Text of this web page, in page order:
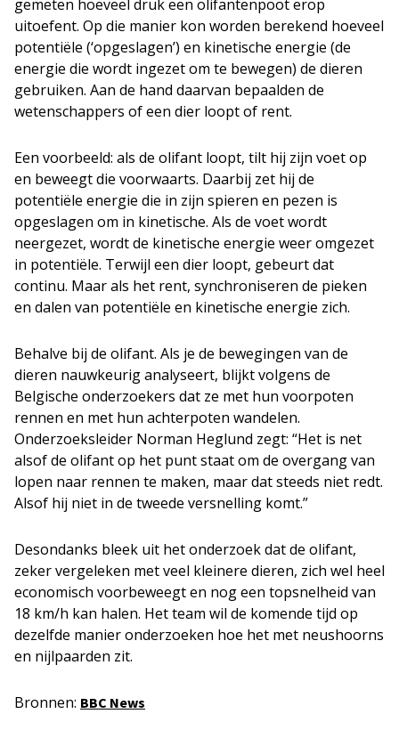
gemeten hoeveel druk een olifantenpoot erop
uitoefent. Op die manier kon worden berekend hoeveel
potentiële (‘opgeslagen’) en kinetische energie (de
energie die wordt ingezet om te bewegen) de dieren
gebruiken. Aan de hand daarvan bepaalden de
wetenschappers of een dier loopt of rent.
Een voorbeeld: als de olifant loopt, tilt hij zijn voet op
en beweegt die voorwaarts. Daarbij zet hij de
potentiële energie die in zijn spieren en pezen is
opgeslagen om in kinetische. Als de voet wordt
neergezet, wordt de kinetische energie weer omgezet
in potentiële. Terwijl een dier loopt, gebeurt dat
continu. Maar als het rent, synchroniseren de pieken
en dalen van potentiële en kinetische energie zich.
Behalve bij de olifant. Als je de bewegingen van de
dieren nauwkeurig analyseert, blijkt volgens de
Belgische onderzoekers dat ze met hun voorpoten
rennen en met hun achterpoten wandelen.
Onderzoeksleider Norman Heglund zegt: “Het is net
alsof de olifant op het punt staat om de overgang van
lopen naar rennen te maken, maar dat steeds niet redt.
Alsof hij niet in de tweede versnelling komt.”
Desondanks bleek uit het onderzoek dat de olifant,
zeker vergeleken met veel kleinere dieren, zich wel heel
economisch voorbeweegt en nog een topsnelheid van
18 km/h kan halen. Het team wil de komende tijd op
dezelfde manier onderzoeken hoe het met neushoorns
en nijlpaarden zit.
Bronnen: BBC News